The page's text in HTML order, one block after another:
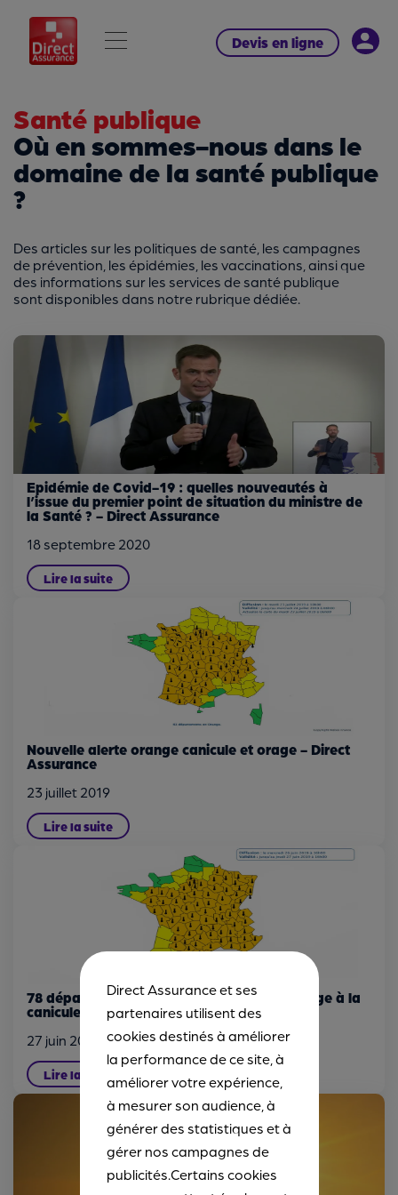
Devis en ligne
Santé publique
Où en sommes-nous dans le
domaine de la santé publique
?
Des articles sur les politiques de santé, les campagnes
de prévention, les épidémies, les vaccinations, ainsi que
des informations sur les services de santé publique
sont disponibles dans notre rubrique dédiée.
Epidémie de Covid-19 : quelles nouveautés à
l’issue du premier point de situation du ministre de
la Santé ? - Direct Assurance
18 septembre 2020
Lire la suite
Nouvelle alerte orange canicule et orage - Direct
Assurance
23 juillet 2019
Lire la suite
78 départements français en vigilance orange à la
canicule - Direct Assurance
27 juin 2019
Lire la suite
Direct Assurance et ses
partenaires utilisent des
cookies destinés à améliorer
la performance de ce site, à
améliorer votre expérience,
à mesurer son audience, à
générer des statistiques et à
gérer nos campagnes de
publicités.Certains cookies